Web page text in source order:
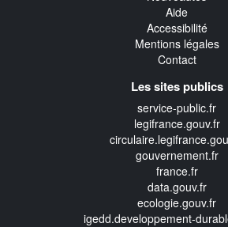
Aide
Accessibilité
Mentions légales
Contact
Les sites publics
service-public.fr
legifrance.gouv.fr
gouvernement.fr
france.fr
data.gouv.fr
ecologie.gouv.fr
igedd.developpement-